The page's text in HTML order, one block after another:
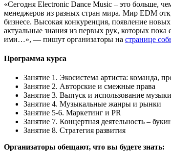
«Сегодня Electronic Dance Music – это больше,
менеджеров из разных стран мира. Мир EDM
бизнесе. Высокая конкуренция, появление
актуальные знания из первых рук, которых
ими…», — пишут организаторы на странице
Программа курса
Занятие 1. Экосистема артиста: команда,
Занятие 2. Авторские и смежные права
Занятие 3. Выпуск и использование
Занятие 4. Музыкальные жанры и рынки
Занятие 5-6. Маркетинг и PR
Занятие 7. Концертная деятельность –
Занятие 8. Стратегия развития
Организаторы обещают, что вы будете знать: